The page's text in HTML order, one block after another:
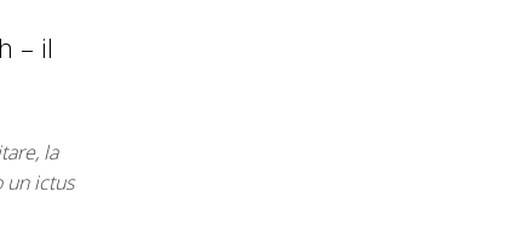
– il
la
un ictus